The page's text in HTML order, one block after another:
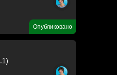
Опубликовано